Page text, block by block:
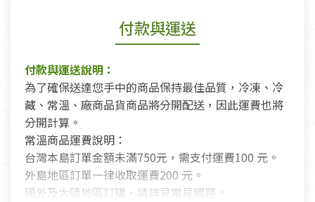
付款與運送
付款與運送說明：
為了確保送達您手中的商品保持最佳品質，冷凍、冷
藏、常溫、廠商品貨商品將分開配送，因此運費也將
分開計算。
常溫商品運費說明：
台灣本島訂單金額未滿750元，需支付運費100 元。
外島地區訂單一律收取運費200 元。
國外及大陸地區訂購，請詳見常見問題。